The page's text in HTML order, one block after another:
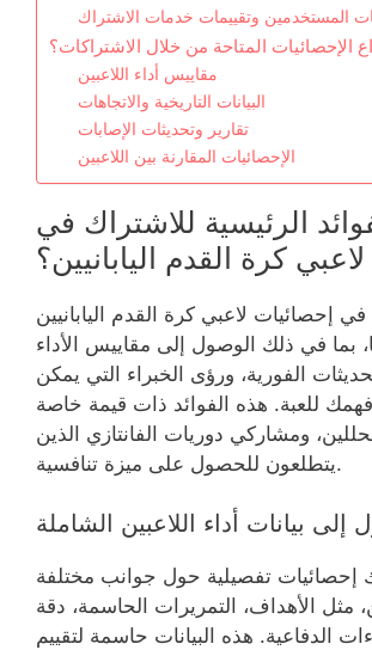
المستخدمين وتقييمات خدمات الاشتراك
الإحصائيات المتاحة من خلال الاشتراكات؟
مقاييس أداء اللاعبين
البيانات التاريخية والاتجاهات
تقارير وتحديثات الإصابات
الإحصائيات المقارنة بين اللاعبين
الرئيسية للاشتراك في
كرة القدم اليابانيين؟
إحصائيات لاعبي كرة القدم اليابانيين
بما في ذلك الوصول إلى مقاييس الأداء
الفورية، ورؤى الخبراء التي يمكن
للعبة. هذه الفوائد ذات قيمة خاصة
ومشاركي دوريات الفانتازي الذين
يتطلعون للحصول على ميزة تنافسية.
إلى بيانات أداء اللاعبين الشاملة
إحصائيات تفصيلية حول جوانب مختلفة
مثل الأهداف، التمريرات الحاسمة، دقة
الدفاعية. هذه البيانات حاسمة لتقييم